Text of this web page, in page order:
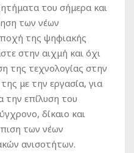
του σήμερα και
των νέων
της ψηφιακής
στην αιχμή και όχι
της τεχνολογίας στην
με την εργασία, για
την επίλυση του
δίκαιο και
των νέων
ανισοτήτων.